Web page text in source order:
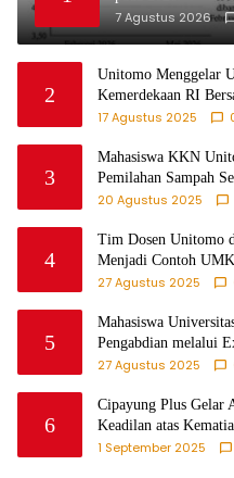
7 Agustus 2026
2
Unitomo Menggelar
Kemerdekaan RI
17 Agustus 2025
3
Mahasiswa KKN
Pemilahan Sampah
Partisipasi Lewat
20 Agustus 2025
4
Tim Dosen Unitomo
Menjadi Contoh
27 Agustus 2025
5
Mahasiswa
Pengabdian melalui
27 Agustus 2025
6
Cipayung Plus Gelar
Keadilan atas Kematian
Tindakan Represif
1 September 2025